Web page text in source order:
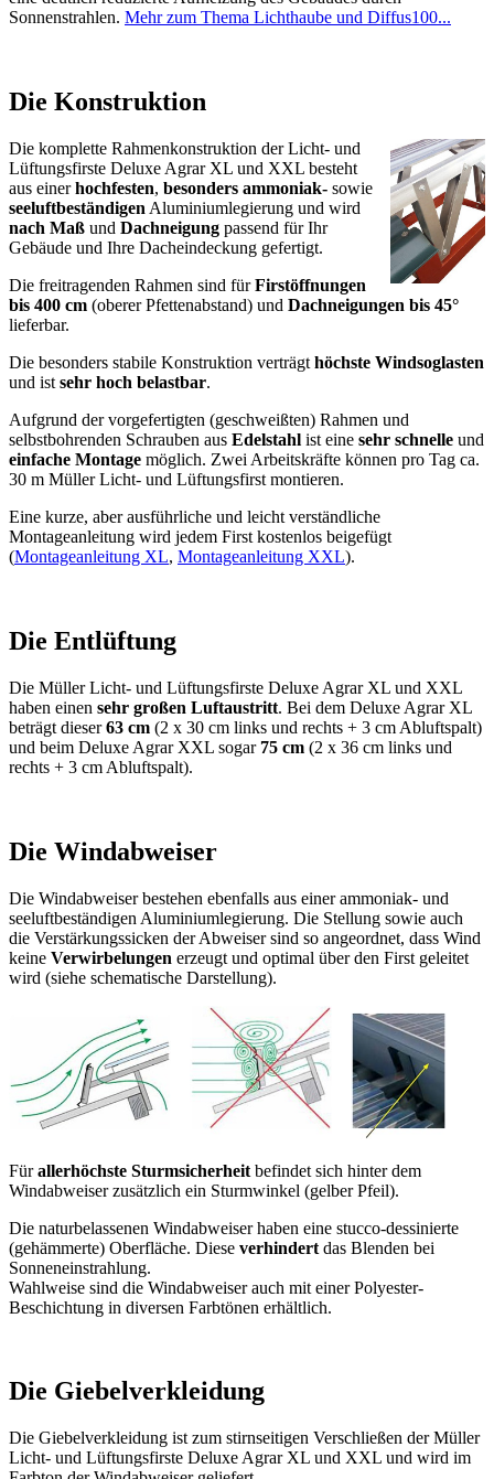
Montageanleitungen
- Deluxe Agrar XL - Deluxe Agrar (X)XL - Giebelverkleidung -
- Anfrageformular
- Bestellformular
Statik Dokumente Ausschreibungstext
Bis 4 m Öffnungsbreite und
75 cm Luftaustritt!
Die Müller Licht- und Lüftungsfirste Deluxe
Agrar XL und XXL sind aufgrund ihrer
Der Deluxe Agrar XL und XXL wird mit einem zusätzlichen
Abluftspaltin der Lichthaubenspitze geliefert. Dieser 2 bis 3 cm
unterseitigeVerschmutzungder Haube. Außerdem entstehtkein
Luftstauunter dieser und die schon hervorragende Entlüftung wird
zusätzlich unterstützt.
Die Lichthaube ist wahlweise in
Sonnenstrahlen.Mehr zum Thema Lichthaube und Diffus100...
Die Konstruktion
Die komplette Rahmenkonstruktion der Licht- und
hochfesten besonders ammoniak- sowie
seeluftbeständigenAluminiumlegierung und wird
nach MaßundDachneigungpassend für Ihr
Gebäude und Ihre Dacheindeckung gefertigt.
Die freitragenden Rahmen sind für
Firstöffnungen
Dachneigungen bis 45°
Die besonders stabile Konstruktion verträgthöchste Windsoglasten
Aufgrund der vorgefertigten (geschweißten) Rahmen und
selbstbohrenden Schrauben aus
einfache Montagemöglich. Zwei Arbeitskräfte können pro Tag ca.
30 m Müller Licht- und Lüftungsfirst montieren.
(Montageanleitung XL ,Montageanleitung XXL
Die Entlüftung